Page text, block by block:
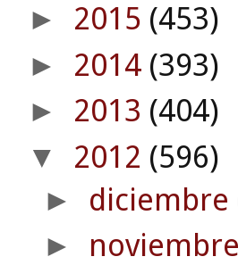
► 2015 (453)
► 2014 (393)
► 2013 (404)
▼ 2012 (596)
► diciembre
► noviembre